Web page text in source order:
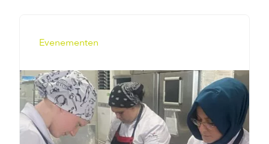
Evenementen